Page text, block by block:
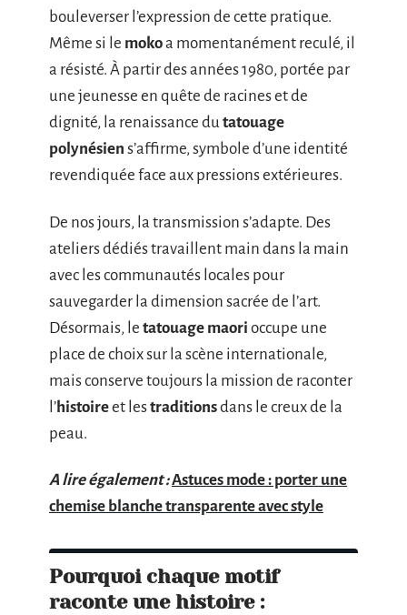
bouleverser l’expression de cette pratique.
Même si le mokoa momentanément reculé, il
a résisté. À partir des années 1980, portée par
une jeunesse en quête de racines et de
dignité, la renaissance dutatouage
polynésien s’affirme, symbole d’une identité
revendiquée face aux pressions extérieures.
De nos jours, la transmission s’adapte. Des
ateliers dédiés travaillent main dans la main
avec les communautés locales pour
sauvegarder la dimension sacrée de l’art.
Désormais, le tatouage maori occupe une
place de choix sur la scène internationale,
mais conserve toujours la mission de raconter
l’histoireet lestraditionsdans le creux de la
peau.
A lire également :Astuces mode : porter une
chemise blanche transparente avec style
Pourquoi chaque motif
raconte une histoire :